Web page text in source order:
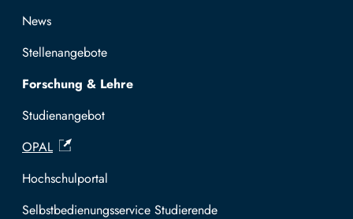
News
Stellenangebote
Forschung & Lehre
Studienangebot
OPAL
Hochschulportal
Selbstbedienungsservice Studierende